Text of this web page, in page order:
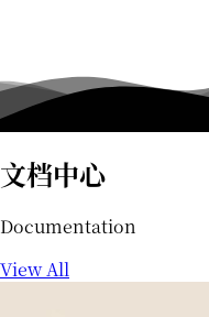
文档中心
Documentation
View All